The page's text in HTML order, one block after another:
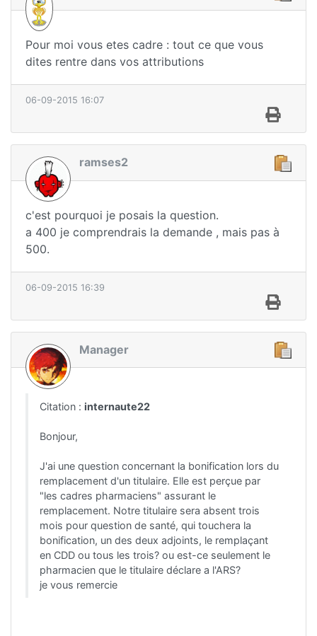
Pour moi vous etes cadre : tout ce que vous
dites rentre dans vos attributions
06-09-2015 16:07
ramses2
c'est pourquoi je posais la question.
a 400 je comprendrais la demande , mais pas à
500.
06-09-2015 16:39
Manager
Citation : internaute22
Bonjour,
J'ai une question concernant la bonification lors du
remplacement d'un titulaire. Elle est perçue par
"les cadres pharmaciens" assurant le
remplacement. Notre titulaire sera absent trois
mois pour question de santé, qui touchera la
bonification, un des deux adjoints, le remplaçant
en CDD ou tous les trois? ou est-ce seulement le
pharmacien que le titulaire déclare a l'ARS?
je vous remercie